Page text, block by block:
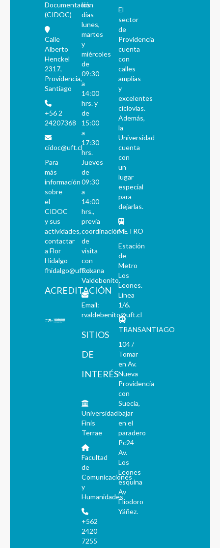
Documentación
(CIDOC)
Calle
Alberto
Henckel
2317,
Providencia,
Santiago
+56 2
24207368
cidoc@uft.cl
Para
más
información
sobre
el
CIDOC
y sus
actividades,
contactar
a Flor
Hidalgo
fhidalgo@uft.cl
ACREDITACIÓN
los
días
lunes,
martes
y
miércoles
de
09:30
a
14:00
hrs. y
de
15:00
a
17:30
hrs.
Jueves
de
09:30
a
14:00
hrs.,
previa
coordinación
de
visita
con
Roxana
Valdebenito.
Email:
rvaldebenito@uft.cl
SITIOS
DE
INTERÉS
Universidad
Finis
Terrae
Facultad
de
Comunicaciones
y
Humanidades
+562
2420
7255
El
sector
de
Providencia
cuenta
con
calles
amplias
y
excelentes
ciclovías.
Además,
la
Universidad
cuenta
con
un
lugar
especial
para
dejarlas.
METRO
Estación
de
Metro
Los
Leones.
Línea
1/6.
TRANSANTIAGO
104 /
Tomar
en Av.
Nueva
Providencia
con
Suecia,
bajar
en el
paradero
Pc24-
Av.
Los
Leones
esquina
Av
Eliodoro
Yáñez.